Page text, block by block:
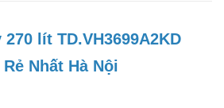
lít TD.VH3699A2KD
Nhất Hà Nội